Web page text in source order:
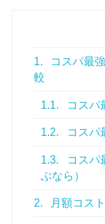
のこ
パー
＋味噌
00〜
1.
コスパ最
較
1.1. コスパ
1.2. コスパ
1.3.
コスパ
ぶなら）
2. 月額コス